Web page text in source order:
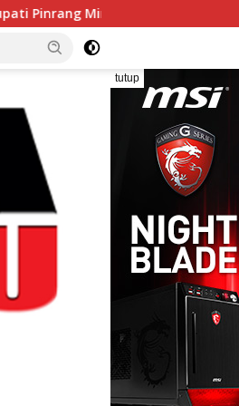
Kontingen Pramuka Jaga
tutup